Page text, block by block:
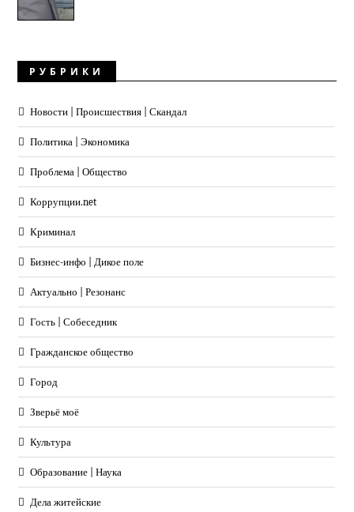
РУБРИКИ
Новости | Происшествия | Скандал
Политика | Экономика
Проблема | Общество
Коррупции.net
Криминал
Бизнес-инфо | Дикое поле
Актуально | Резонанс
Гость | Собеседник
Гражданское общество
Город
Зверьё моё
Культура
Образование | Наука
Дела житейские